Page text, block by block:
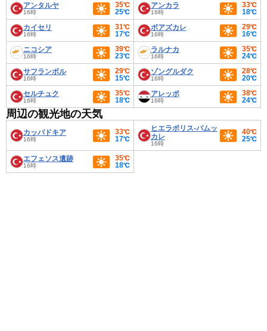
アンタルヤ
16時
35℃
25℃
アンカラ
16時
33℃
18℃
カイセリ
16時
31℃
17℃
ボアズカレ
16時
29℃
16℃
ニコシア
16時
39℃
23℃
ラルナカ
16時
35℃
24℃
サフランボル
16時
29℃
15℃
ゾングルダク
16時
28℃
20℃
セルチュク
16時
35℃
18℃
アレッポ
16時
38℃
24℃
周辺の観光地の天気
カッパドキア
16時
33℃
17℃
ヒエラポリス-パムッ
カレ
16時
40℃
25℃
エフェソス遺跡
16時
35℃
18℃